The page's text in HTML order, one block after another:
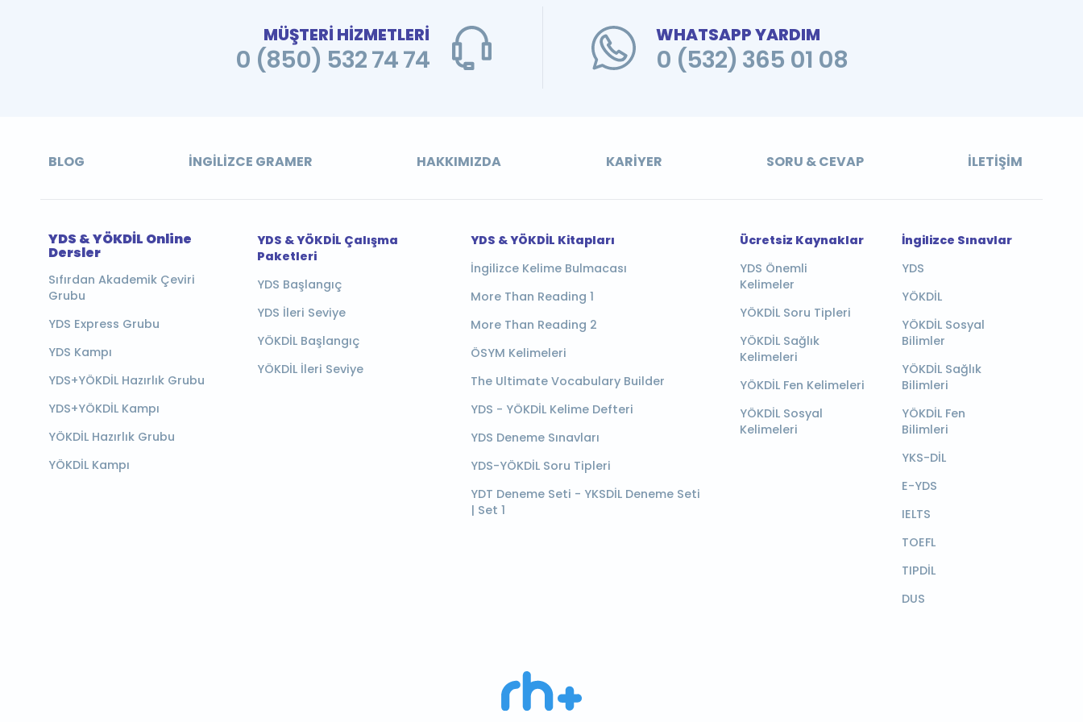
MÜŞTERİ HİZMETLERİ
0 (850) 532 74 74
WHATSAPP YARDIM
0 (532) 365 01 08
BLOG İNGILIZCE GRAMER HAKKIMIZDA KARIYER SORU & CEVAP İLETIŞIM
YDS & YÖKDİL Online
Dersler
Sıfırdan Akademik Çeviri
Grubu
YDS Express Grubu
YDS Kampı
YDS+YÖKDİL Hazırlık Grubu
YDS+YÖKDİL Kampı
YÖKDİL Hazırlık Grubu
YÖKDİL Kampı
YDS & YÖKDİL Çalışma
Paketleri
YDS Başlangıç
YDS İleri Seviye
YÖKDİL Başlangıç
YÖKDİL İleri Seviye
YDS & YÖKDİL Kitapları
İngilizce Kelime Bulmacası
More Than Reading 1
More Than Reading 2
ÖSYM Kelimeleri
The Ultimate Vocabulary Builder
YDS - YÖKDİL Kelime Defteri
YDS Deneme Sınavları
YDS-YÖKDİL Soru Tipleri
YDT Deneme Seti - YKSDİL Deneme Seti
| Set 1
Ücretsiz Kaynaklar
YDS Önemli
Kelimeler
YÖKDİL Soru Tipleri
YÖKDİL Sağlık
Kelimeleri
YÖKDİL Fen Kelimeleri
YÖKDİL Sosyal
Kelimeleri
İngilizce Sınavlar
YDS
YÖKDİL
YÖKDİL Sosyal
Bilimler
YÖKDİL Sağlık
Bilimleri
YÖKDİL Fen
Bilimleri
YKS-DİL
E-YDS
IELTS
TOEFL
TIPDİL
DUS